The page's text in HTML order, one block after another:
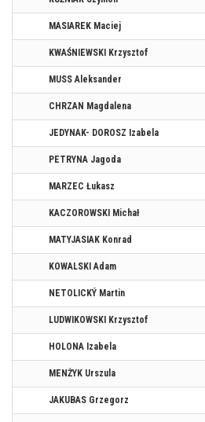
MASIAREK Maciej
KWAŚNIEWSKI Krzysztof
MUSS Aleksander
CHRZAN Magdalena
JEDYNAK- DOROSZ Izabela
PETRYNA Jagoda
MARZEC Łukasz
KACZOROWSKI Michał
MATYJASIAK Konrad
KOWALSKI Adam
NETOLICKÝ Martin
LUDWIKOWSKI Krzysztof
HOLONA Izabela
MENŻYK Urszula
JAKUBAS Grzegorz